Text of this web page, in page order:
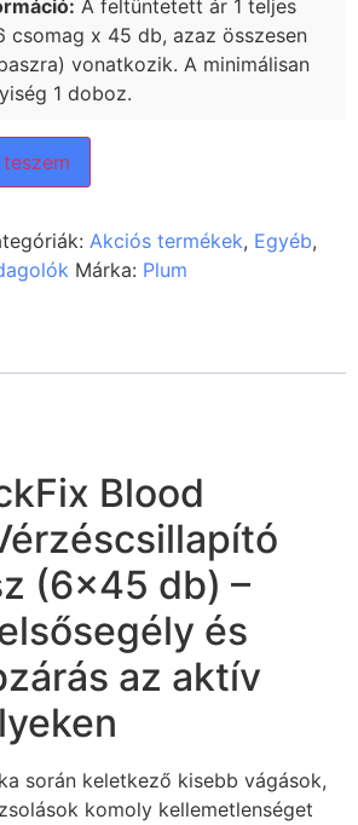
A feltüntetett ár 1 teljes
csomag x 45 db, azaz összesen
vonatkozik. A minimálisan
1 doboz.
Akciós termékek, Egyéb,
Márka: Plum
Blood
(6×45 db) –
és
az aktív
során keletkező kisebb vágások,
komoly kellemetlenséget